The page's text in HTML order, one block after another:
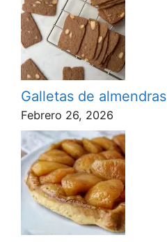
Galletas de almendras
Febrero 26, 2026